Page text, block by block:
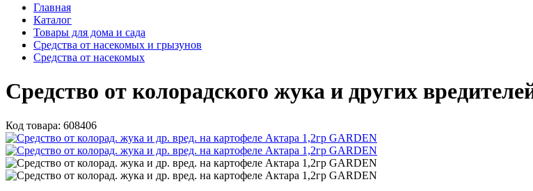
Главная
Каталог
Товары для дома и сада
Средства от насекомых и грызунов
Средства от насекомых
Средство от колорадского жука и других
Код товара: 608406